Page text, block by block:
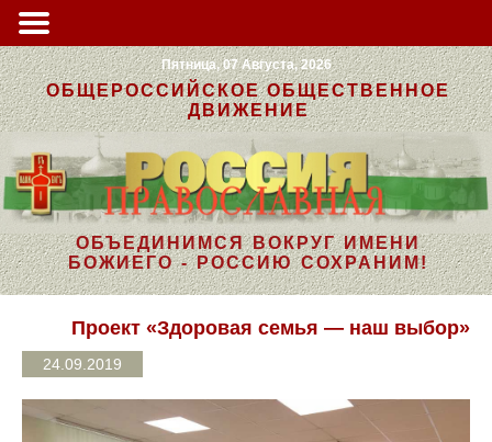
Пятница, 07 Августа, 2026
ОБЩЕРОССИЙСКОЕ ОБЩЕСТВЕННОЕ
ДВИЖЕНИЕ
ОБЪЕДИНИМСЯ ВОКРУГ ИМЕНИ
БОЖИЕГО - РОССИЮ СОХРАНИМ!
Проект «Здоровая семья — наш выбор»
24.09.2019